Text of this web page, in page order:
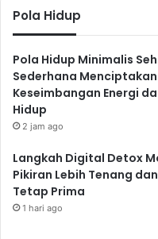
fokus pada satu aspek
Hindari bekerja lembur
luangkan waktu untuk
Prioritaskan
Prioritaskan tugas-
tugas-tugas yang dapat
Luangkan
Sendiri
Luangkan waktu
Pola Hidup
Pola Hidup Minimalis
Sederhana Menciptakan
Keseimbangan Energi
Hidup
2 jam ago
Langkah Digital Detox
Pikiran Lebih Tenang
Tetap Prima
1 hari ago